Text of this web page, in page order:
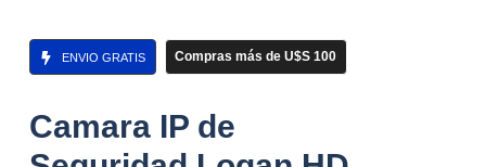
ENVIO GRATIS Compras más de U$S 100
Camara IP de